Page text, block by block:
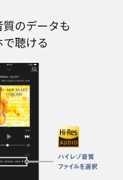
のデータも
で聴ける